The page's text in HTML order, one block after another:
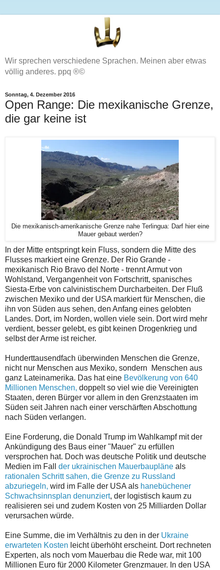
Wir sprechen verschiedene Sprachen. Meinen aber etwas
völlig anderes. ppq ®©
Sonntag, 4. Dezember 2016
Open Range: Die mexikanische Grenze,
die gar keine ist
Die mexikanisch-amerikanische Grenze nahe Terlingua: Darf hier eine
Mauer gebaut werden?
In der Mitte entspringt kein Fluss, sondern die Mitte des
Flusses markiert eine Grenze. Der Rio Grande -
mexikanisch Rio Bravo del Norte - trennt Armut von
Wohlstand, Vergangenheit von Fortschritt, spanisches
Siesta-Erbe von calvinistischem Durcharbeiten. Der Fluß
zwischen Mexiko und der USA markiert für Menschen, die
ihn von Süden aus sehen, den Anfang eines gelobten
Landes. Dort, im Norden, wollen viele sein. Dort wird mehr
verdient, besser gelebt, es gibt keinen Drogenkrieg und
selbst der Arme ist reicher.
Hunderttausendfach überwinden Menschen die Grenze,
nicht nur Menschen aus Mexiko, sondern Menschen aus
ganz Lateinamerika. Das hat eine Bevölkerung von 640
Millionen Menschen, doppelt so viel wie die Vereinigten
Staaten, deren Bürger vor allem in den Grenzstaaten im
Süden seit Jahren nach einer verschärften Abschottung
nach Süden verlangen.
Eine Forderung, die Donald Trump im Wahlkampf mit der
Ankündigung des Baus einer "Mauer" zu erfüllen
versprochen hat. Doch was deutsche Politik und deutsche
Medien im Fall der ukrainischen Mauerbaupläne als
rationalen Schritt sahen, die Grenze zu Russland
abzuriegeln, wird im Falle der USA als hanebüchener
Schwachsinnsplan denunziert, der logistisch kaum zu
realisieren sei und zudem Kosten von 25 Milliarden Dollar
verursachen würde.
Eine Summe, die im Verhältnis zu den in der Ukraine
erwarteten Kosten leicht überhöht erscheint. Dort rechneten
Experten, als noch vom Mauerbau die Rede war, mit 100
Millionen Euro für 2000 Kilometer Grenzmauer. In den USA